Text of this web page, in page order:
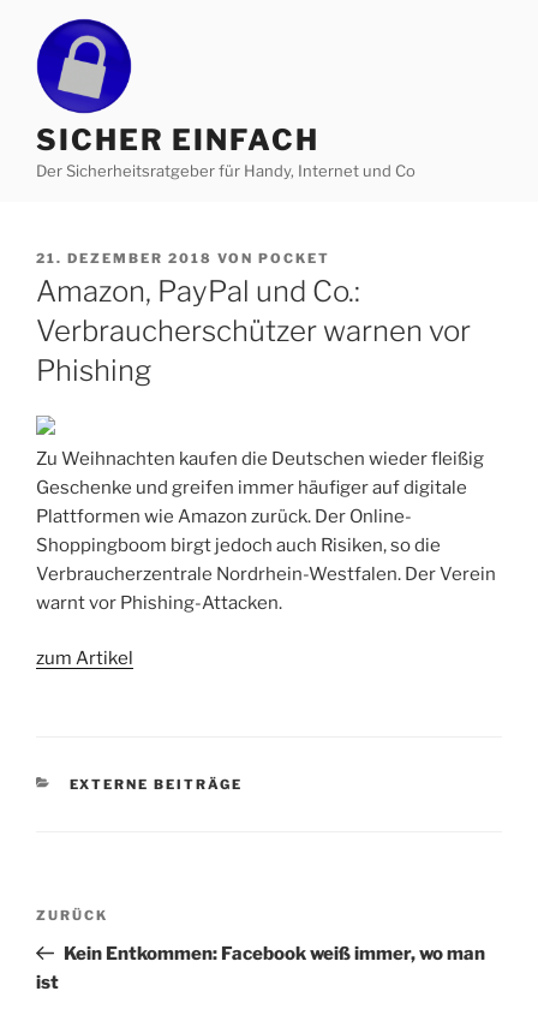
Inhalt
springen
SICHER EINFACH
Der Sicherheitsratgeber für Handy, Internet und Co
VERÖFFENTLICHT
AM
21. DEZEMBER 2018 VON POCKET
Amazon, PayPal und Co.:
Verbraucherschützer warnen vor
Phishing
Zu Weihnachten kaufen die Deutschen wieder fleißig
Geschenke und greifen immer häufiger auf digitale
Plattformen wie Amazon zurück. Der Online-
Shoppingboom birgt jedoch auch Risiken, so die
Verbraucherzentrale Nordrhein-Westfalen. Der Verein
warnt vor Phishing-Attacken.
zum Artikel
KATEGORIEN
EXTERNE BEITRÄGE
Beitragsnavigation
Vorheriger
Beitrag
ZURÜCK
Kein Entkommen: Facebook weiß immer, wo man
ist